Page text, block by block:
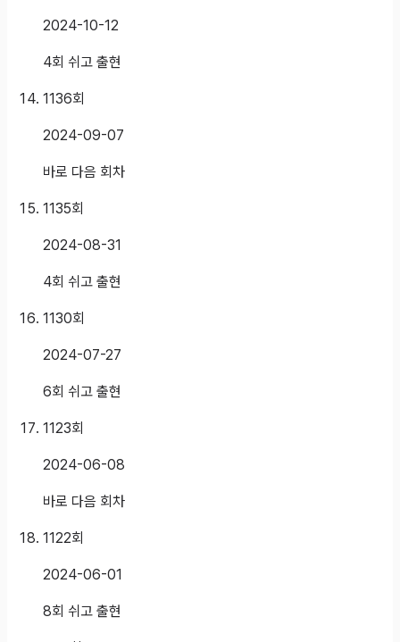
2024-10-12
4회 쉬고 출현
1136회
2024-09-07
바로 다음 회차
1135회
2024-08-31
4회 쉬고 출현
1130회
2024-07-27
6회 쉬고 출현
1123회
2024-06-08
바로 다음 회차
1122회
2024-06-01
8회 쉬고 출현